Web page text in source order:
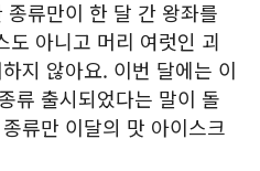
류만이 한 달 간 왕좌를
도 아니고 머리 여럿인 괴
지 않아요. 이번 달에는 이
류 출시되었다는 말이 돌
류만 이달의 맛 아이스크